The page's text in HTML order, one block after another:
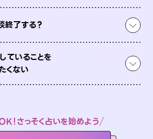
終了する？
ていることを
くない
！さっそく占いを始めよう